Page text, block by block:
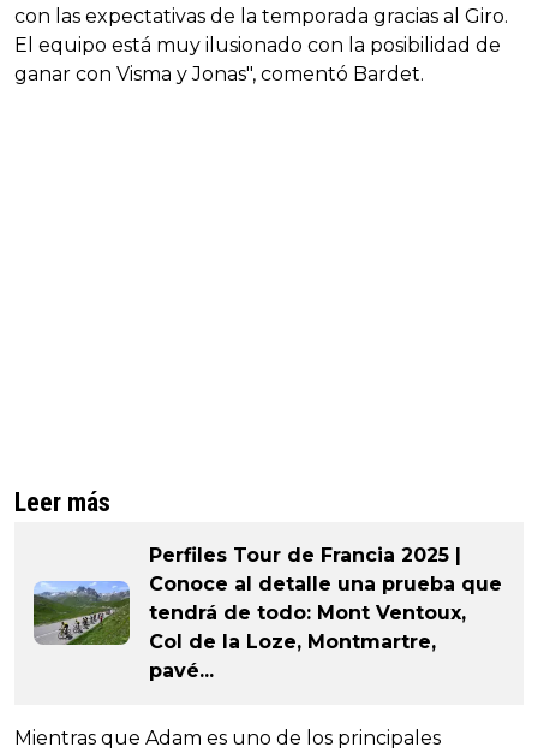
con las expectativas de la temporada gracias al Giro.
El equipo está muy ilusionado con la posibilidad de
ganar con Visma y Jonas", comentó Bardet.
Leer más
Perfiles Tour de Francia 2025 |
Conoce al detalle una prueba que
tendrá de todo: Mont Ventoux,
Col de la Loze, Montmartre,
pavé...
Mientras que Adam es uno de los principales